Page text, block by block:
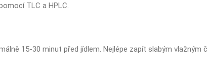
TLC a HPLC.
15-30 minut před jídlem. Nejlépe zapít slabým vlažným